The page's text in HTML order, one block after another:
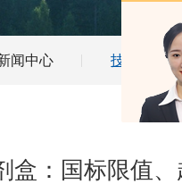
闻中心 技术文章
盒：国标限值